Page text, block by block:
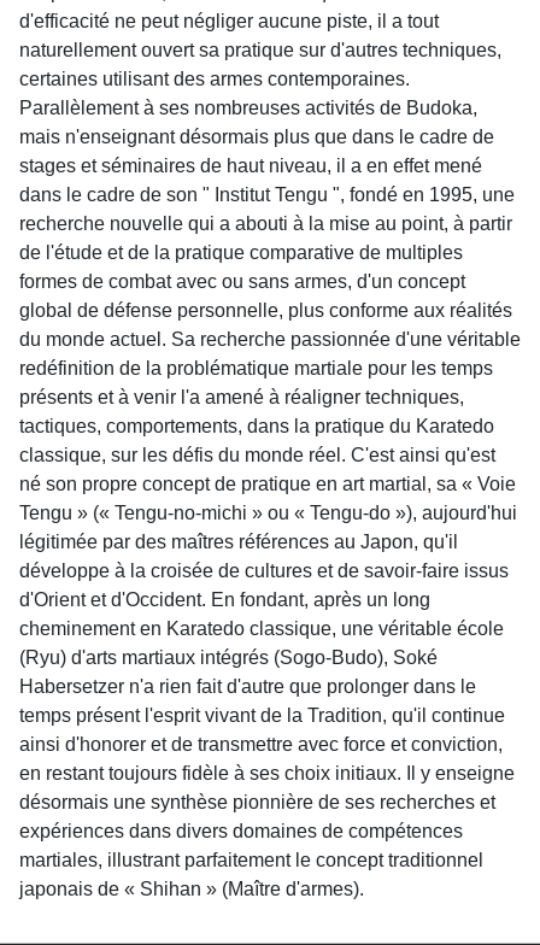
d'efficacité ne peut négliger aucune piste, il a tout
naturellement ouvert sa pratique sur d'autres techniques,
certaines utilisant des armes contemporaines.
Parallèlement à ses nombreuses activités de Budoka,
mais n'enseignant désormais plus que dans le cadre de
stages et séminaires de haut niveau, il a en effet mené
dans le cadre de son " Institut Tengu ", fondé en 1995, une
recherche nouvelle qui a abouti à la mise au point, à partir
de l'étude et de la pratique comparative de multiples
formes de combat avec ou sans armes, d'un concept
global de défense personnelle, plus conforme aux réalités
du monde actuel. Sa recherche passionnée d'une véritable
redéfinition de la problématique martiale pour les temps
présents et à venir l'a amené à réaligner techniques,
tactiques, comportements, dans la pratique du Karatedo
classique, sur les défis du monde réel. C'est ainsi qu'est
né son propre concept de pratique en art martial, sa « Voie
Tengu » (« Tengu-no-michi » ou « Tengu-do »), aujourd'hui
légitimée par des maîtres références au Japon, qu'il
développe à la croisée de cultures et de savoir-faire issus
d'Orient et d'Occident. En fondant, après un long
cheminement en Karatedo classique, une véritable école
(Ryu) d'arts martiaux intégrés (Sogo-Budo), Soké
Habersetzer n'a rien fait d'autre que prolonger dans le
temps présent l'esprit vivant de la Tradition, qu'il continue
ainsi d'honorer et de transmettre avec force et conviction,
en restant toujours fidèle à ses choix initiaux. Il y enseigne
désormais une synthèse pionnière de ses recherches et
expériences dans divers domaines de compétences
martiales, illustrant parfaitement le concept traditionnel
japonais de « Shihan » (Maître d'armes).